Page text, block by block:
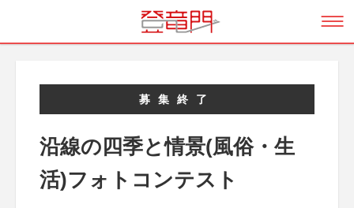
募集終了
沿線の四季と情景(風俗・生
活)フォトコンテスト